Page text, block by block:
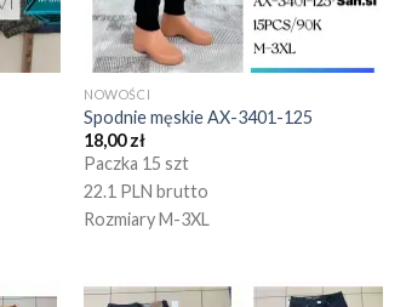
NOWOŚCI
Spodnie męskie AX-3401-125
18,00zł
Paczka 15 szt
22.1 PLN brutto
Rozmiary M-3XL